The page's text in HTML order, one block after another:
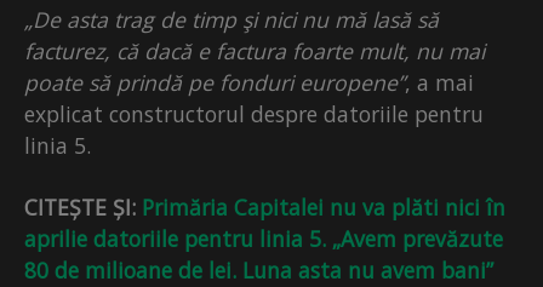
„De asta trag de timp şi nici nu mă lasă să
facturez, că dacă e factura foarte mult, nu mai
poate să prindă pe fonduri europene”, a mai
explicat constructorul despre datoriile pentru
linia 5.
CITEȘTE ȘI: Primăria Capitalei nu va plăti nici în
aprilie datoriile pentru linia 5. „Avem prevăzute
80 de milioane de lei. Luna asta nu avem bani”